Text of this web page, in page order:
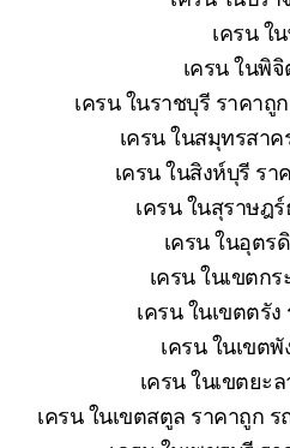
เครน ใ
เครน ในพิ
เครน ในราชบุรี ราคาถู
เครน ในสมุทรสา
เครน ในสิงห์บุรี ร
เครน ในสุราษฎ
เครน ในอุตร
เครน ในเขตก
เครน ในเขตตรั
เครน ในเขต
เครน ในเขตยะ
เครน ในเขตสตูล ราคาถูก